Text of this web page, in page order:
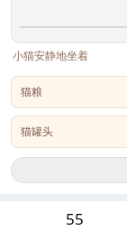
小猫安静地坐着
猫粮
猫罐头
55